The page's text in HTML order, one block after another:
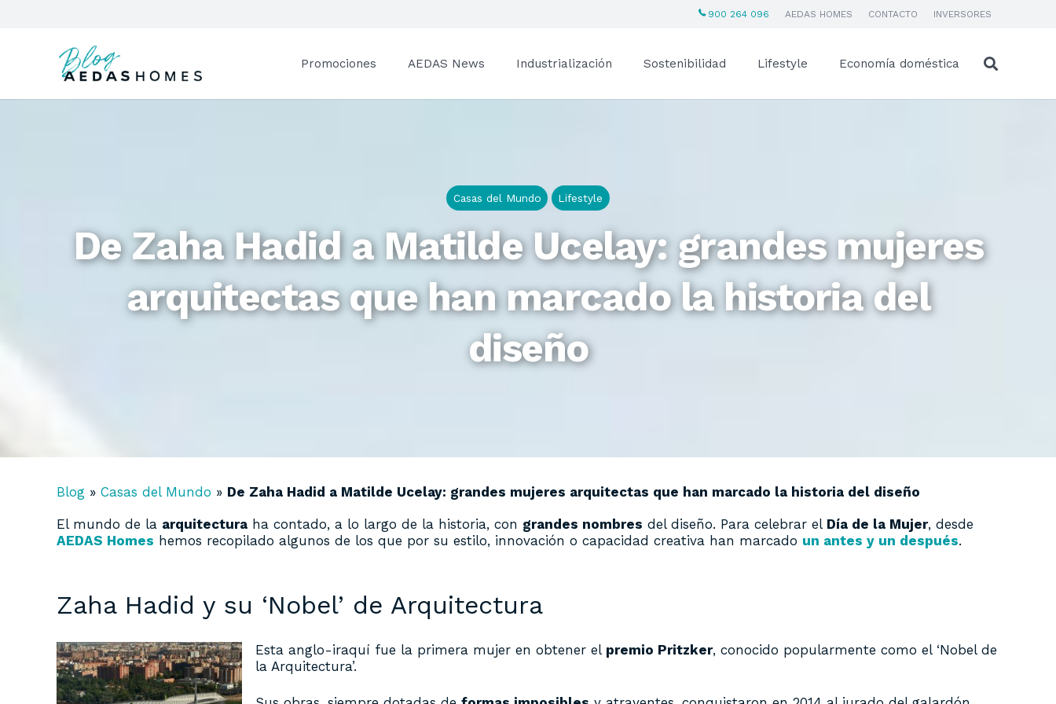
900 264 096 AEDAS HOMES CONTACTO INVERSORES
Promociones AEDAS News Industrialización Sostenibilidad Lifestyle Economía doméstica
Casas del Mundo Lifestyle
De Zaha Hadid a Matilde Ucelay: grandes mujeres
arquitectas que han marcado la historia del
diseño
Blog » Casas del Mundo » De Zaha Hadid a Matilde Ucelay: grandes mujeres arquitectas que han marcado la historia del diseño
El mundo de la arquitectura ha contado, a lo largo de la historia, con grandes nombres del diseño. Para celebrar el Día de la Mujer, desde
AEDAS Homes hemos recopilado algunos de los que por su estilo, innovación o capacidad creativa han marcado un antes y un después.
Zaha Hadid y su ‘Nobel’ de Arquitectura
Esta anglo-iraquí fue la primera mujer en obtener el premio Pritzker, conocido popularmente como el ‘Nobel de
la Arquitectura’.